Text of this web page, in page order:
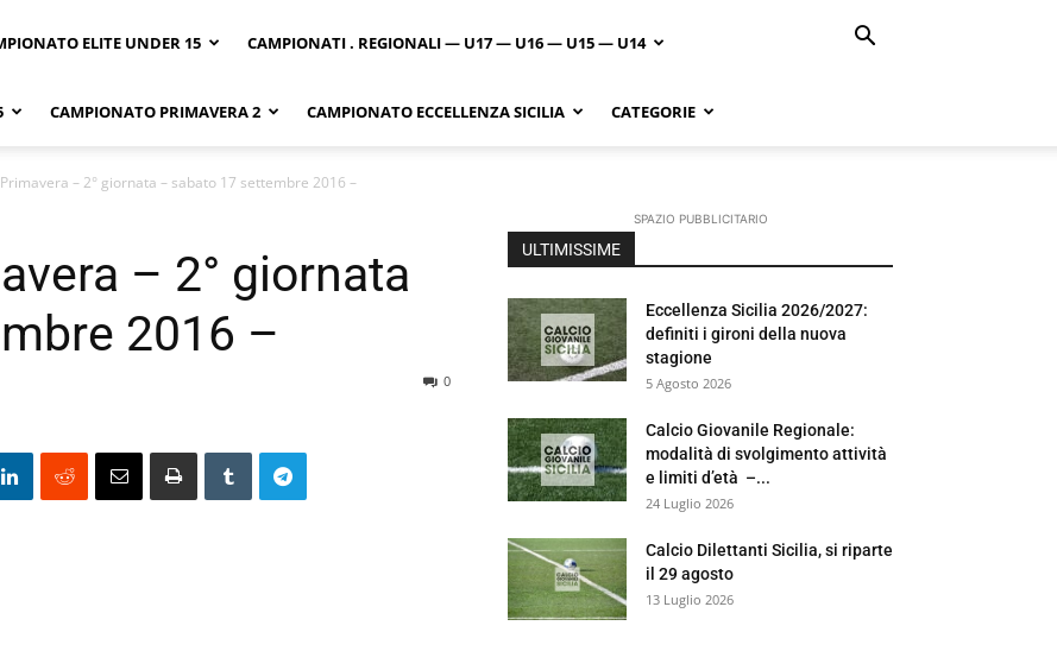
ELITE UNDER 15 CAMPIONATI . REGIONALI — U17 — U16 — U15 — U14
CAMPIONATO PRIMAVERA 2 CAMPIONATO ECCELLENZA SICILIA CATEGORIE
– 2° giornata – sabato 17 settembre 2016 –
– 2° giornata
2016 –
0
SPAZIO PUBBLICITARIO
ULTIMISSIME
Eccellenza Sicilia 2026/2027:
definiti i gironi della nuova
stagione
5 Agosto 2026
Calcio Giovanile Regionale:
modalità di svolgimento attività
e limiti d’età –...
24 Luglio 2026
Calcio Dilettanti Sicilia, si riparte
il 29 agosto
13 Luglio 2026